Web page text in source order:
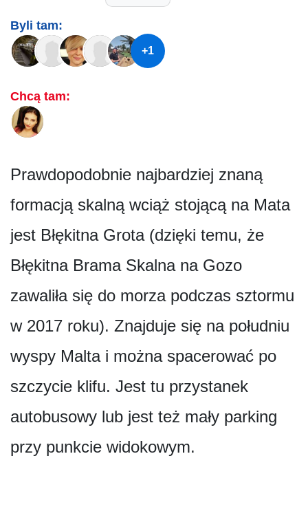
Byli tam:
+1
Chcą tam:
Prawdopodobnie najbardziej znaną
formacją skalną wciąż stojącą na Mata
jest Błękitna Grota (dzięki temu, że
Błękitna Brama Skalna na Gozo
zawaliła się do morza podczas sztormu
w 2017 roku). Znajduje się na południu
wyspy Malta i można spacerować po
szczycie klifu. Jest tu przystanek
autobusowy lub jest też mały parking
przy punkcie widokowym.